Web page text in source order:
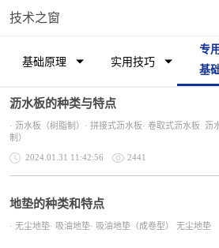
技术之窗
基础原理 实用技巧
专
基
沥水板的种类与特点
· 沥水板（树脂制）· 拼接式沥水板· 卷取式沥水板 沥
制）
2024.01.31 11:42:56 2441
地垫的种类和特点
· 无尘地垫· 吸油地垫· 吸油地垫（成卷型）